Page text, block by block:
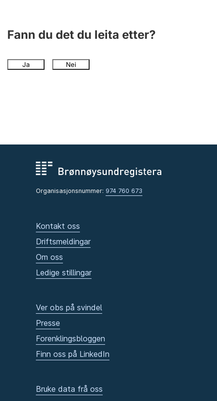
Fann du det du leita etter?
Ja Nei
Organisasjonsnummer: 974 760 673
Kontakt oss
Driftsmeldingar
Om oss
Ledige stillingar
Ver obs på svindel
Presse
Forenklingsbloggen
Finn oss på LinkedIn
Bruke data frå oss